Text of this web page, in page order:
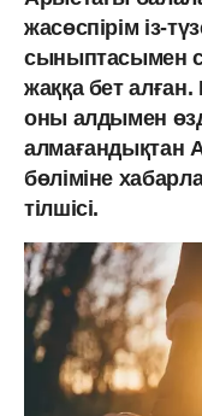
жасөспірім із-
сыныптасымен
жаққа бет алған.
оны алдымен
алмағандықтан
бөліміне
тілшісі.